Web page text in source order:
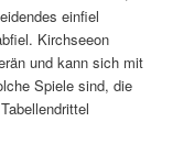
einfiel
Kirchseeon
und kann sich mit
Spiele sind, die